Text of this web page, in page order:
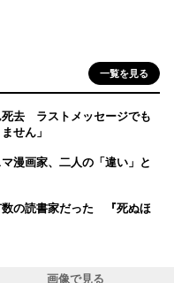
一覧を見る
死去 ラストメッセージでも
せん」
漫画家、二人の「違い」と
数の読書家だった 『死ぬほ
画像で見る